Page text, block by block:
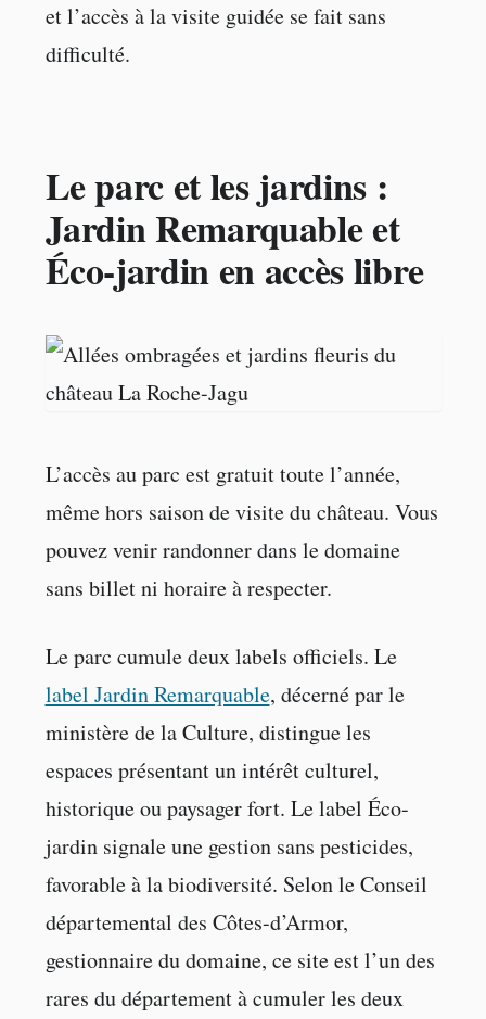
et l’accès à la visite guidée se fait sans
difficulté.
Le parc et les jardins :
Jardin Remarquable et
Éco-jardin en accès libre
L’accès au parc est gratuit toute l’année,
même hors saison de visite du château. Vous
pouvez venir randonner dans le domaine
sans billet ni horaire à respecter.
Le parc cumule deux labels officiels. Le
label Jardin Remarquable, décerné par le
ministère de la Culture, distingue les
espaces présentant un intérêt culturel,
historique ou paysager fort. Le label Éco-
jardin signale une gestion sans pesticides,
favorable à la biodiversité. Selon le Conseil
départemental des Côtes-d’Armor,
gestionnaire du domaine, ce site est l’un des
rares du département à cumuler les deux